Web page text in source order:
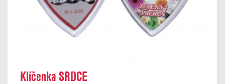
Klíčenka SRDCE